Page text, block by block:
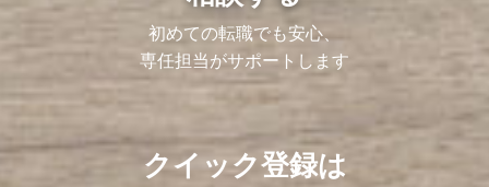
初めての転職でも安心、
専任担当がサポートします
クイック登録は